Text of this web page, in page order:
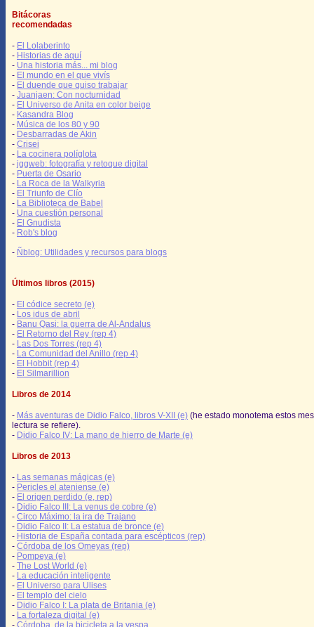
Bitácoras
recomendadas
- El Lolaberinto
- Historias de aquí
- Una historia más... mi blog
- El mundo en el que vivís
- El duende que quiso trabajar
- Juanjaen: Con nocturnidad
- El Universo de Anita en color beige
- Kasandra Blog
- Música de los 80 y 90
- Desbarradas de Akin
- Crisei
- La cocinera políglota
- jggweb: fotografía y retoque digital
- Puerta de Osario
- La Roca de la Walkyria
- El Triunfo de Clío
- La Biblioteca de Babel
- Una cuestión personal
- El Gnudista
- Rob's blog
- Ñblog: Utilidades y recursos para blogs
Últimos libros (2015)
- El códice secreto (e)
- Los idus de abril
- Banu Qasi: la guerra de Al-Andalus
- El Retorno del Rey (rep 4)
- Las Dos Torres (rep 4)
- La Comunidad del Anillo (rep 4)
- El Hobbit (rep 4)
- El Silmarillion
Libros de 2014
- Más aventuras de Didio Falco, libros V-XII (e) (he estado monotema estos
lectura se refiere).
- Didio Falco IV: La mano de hierro de Marte (e)
Libros de 2013
- Las semanas mágicas (e)
- Pericles el ateniense (e)
- El origen perdido (e, rep)
- Didio Falco III: La venus de cobre (e)
- Circo Máximo: la ira de Trajano
- Didio Falco II: La estatua de bronce (e)
- Historia de España contada para escépticos (rep)
- Córdoba de los Omeyas (rep)
- Pompeya (e)
- The Lost World (e)
- La educación inteligente
- El Universo para Ulises
- El templo del cielo
- Didio Falco I: La plata de Britania (e)
- La fortaleza digital (e)
- Córdoba, de la bicicleta a la vespa